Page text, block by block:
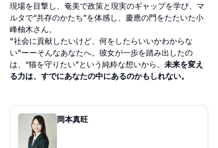
現場を目撃し、奄美で政策と現実のギャップを学び、マ
ルタで“共存のかたち”を体感し、慶應の門をたたいた小
峰柚木さん。
"社会に貢献したいけど、何をしたらいいかわからな
い"ーーそんなあなたへ。彼女が一歩を踏み出したの
は、“猫を守りたい”という純粋な想いから。 未来を変え
る力は、すでにあなたの中にあるのかもしれない。
岡本真旺